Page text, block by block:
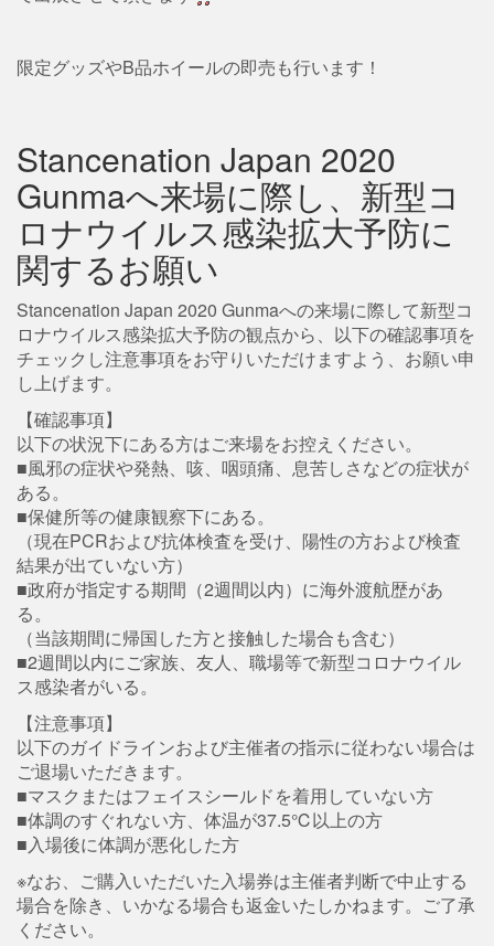
限定グッズやB品ホイールの即売も行います！
Stancenation Japan 2020
Gunmaへ来場に際し、新型コ
ロナウイルス感染拡大予防に
関するお願い
Stancenation Japan 2020 Gunmaへの来場に際して新型コ
ロナウイルス感染拡大予防の観点から、以下の確認事項を
チェックし注意事項をお守りいただけますよう、お願い申
し上げます。
【確認事項】
以下の状況下にある方はご来場をお控えください。
■風邪の症状や発熱、咳、咽頭痛、息苦しさなどの症状が
ある。
■保健所等の健康観察下にある。
（現在PCRおよび抗体検査を受け、陽性の方および検査
結果が出ていない方）
■政府が指定する期間（2週間以内）に海外渡航歴があ
る。
（当該期間に帰国した方と接触した場合も含む）
■2週間以内にご家族、友人、職場等で新型コロナウイル
ス感染者がいる。
【注意事項】
以下のガイドラインおよび主催者の指示に従わない場合は
ご退場いただきます。
■マスクまたはフェイスシールドを着用していない方
■体調のすぐれない方、体温が37.5℃以上の方
■入場後に体調が悪化した方
※なお、ご購入いただいた入場券は主催者判断で中止する
場合を除き、いかなる場合も返金いたしかねます。ご了承
ください。